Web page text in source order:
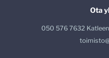
Ota
050 576 7632